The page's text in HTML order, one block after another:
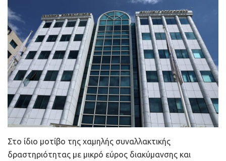
Στο ίδιο μοτίβο της χαμηλής συναλλακτικής
δραστηριότητας με μικρό εύρος διακύμανσης και